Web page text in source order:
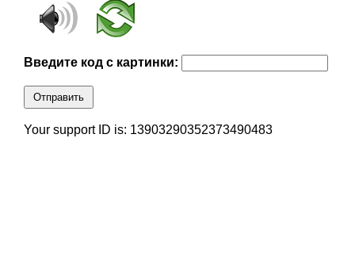
Введите код с картинки:
Отправить
Your support ID is: 13903290352373490483